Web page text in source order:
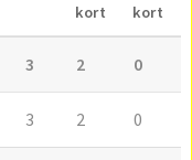
kort
kort
3 2 0
3 2 0